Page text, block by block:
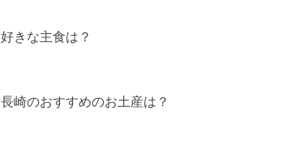
好きな主食は？
長崎のおすすめのお土産は？